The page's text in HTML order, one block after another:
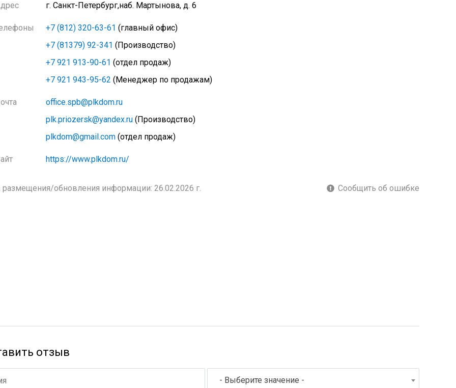
г. Санкт-Петербург,наб. Мартынова, д. 6
+7 (812) 320-63-61 (главный офис)
+7 (81379) 92-341 (Производство)
+7 921 913-90-61 (отдел продаж)
+7 921 943-95-62 (Менеджер по продажам)
office.spb@plkdom.ru
plk.priozersk@yandex.ru (Производство)
plkdom@gmail.com (отдел продаж)
https://www.plkdom.ru/
размещения/обновления информации: 26.02.2026 г. Сообщить об ошибке
отзыв
- Выберите значение -